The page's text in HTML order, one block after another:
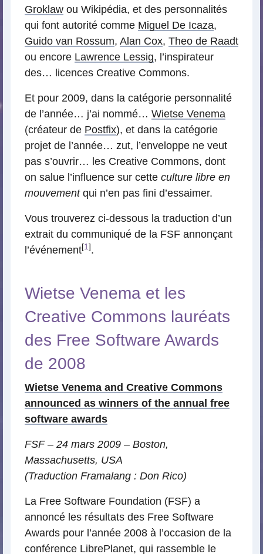
Groklaw ou Wikipédia, et des personnalités
qui font autorité comme Miguel De Icaza,
Guido van Rossum, Alan Cox, Theo de Raadt
ou encore Lawrence Lessig, l’inspirateur
des… licences Creative Commons.
Et pour 2009, dans la catégorie personnalité
de l’année… j’ai nommé… Wietse Venema
(créateur de Postfix), et dans la catégorie
projet de l’année… zut, l’enveloppe ne veut
pas s’ouvrir… les Creative Commons, dont
on salue l’influence sur cette culture libre en
mouvementqui n’en pas fini d’essaimer.
Vous trouverez ci-dessous la traduction d’un
extrait du communiqué de la FSF annonçant
l’événement[1] .
Wietse Venema et les
Creative Commons lauréats
des Free Software Awards
de 2008
Wietse Venema and Creative Commons
announced as winners of the annual free
software awards
FSF – 24 mars 2009 – Boston,
Massachusetts, USA
(Traduction Framalang : Don Rico)
La Free Software Foundation (FSF) a
annoncé les résultats des Free Software
Awards pour l’année 2008 à l’occasion de la
conférence LibrePlanet, qui rassemble le